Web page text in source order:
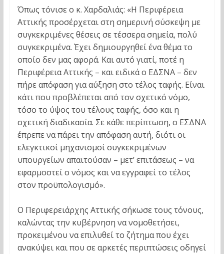
Όπως τόνισε ο κ. Χαρδαλιάς: «Η Περιφέρεια
Αττικής προσέρχεται στη σημερινή σύσκεψη με
συγκεκριμένες θέσεις σε τέσσερα σημεία, πολύ
συγκεκριμένα. Έχει δημιουργηθεί ένα θέμα το
οποίο δεν μας αφορά. Και αυτό γιατί, ποτέ η
Περιφέρεια Αττικής – και ειδικά ο ΕΔΣΝΑ – δεν
πήρε απόφαση για αύξηση στο τέλος ταφής. Είναι
κάτι που προβλέπεται από τον σχετικό νόμο,
τόσο το ύψος του τέλους ταφής, όσο και η
σχετική διαδικασία. Σε κάθε περίπτωση, ο ΕΣΔΝΑ
έπρεπε να πάρει την απόφαση αυτή, διότι οι
ελεγκτικοί μηχανισμοί συγκεκριμένων
υπουργείων απαιτούσαν – μετ’ επιτάσεως – να
εφαρμοστεί ο νόμος και να εγγραφεί το τέλος
στον προϋπολογισμό».
Ο Περιφερειάρχης Αττικής σήκωσε τους τόνους,
καλώντας την κυβέρνηση να νομοθετήσει,
προκειμένου να επιλυθεί το ζήτημα που έχει
ανακύψει και που σε αρκετές περιπτώσεις οδηγεί